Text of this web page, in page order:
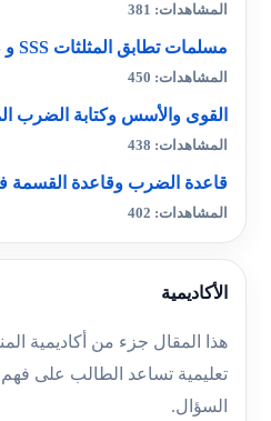
المشاهدات: 381
مسلمات تطابق المثلثات SSS و SAS و ASA و AAS
المشاهدات: 450
القوى والأسس وكتابة الضرب
المشاهدات: 438
قاعدة الضرب وقاعدة القسمة
المشاهدات: 402
الأكاديمية
هذا المقال جزء من أكاديمية
تعليمية تساعد الطالب على فهم
السؤال.